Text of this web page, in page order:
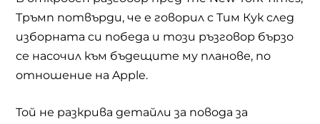
Тръмп потвърди, че е говорил с Тим Кук след
изборната си победа и този ръзговор бързо
се насочил към бъдещите му планове, по
отношение наApple.
Той не разкрива детайли за повода за